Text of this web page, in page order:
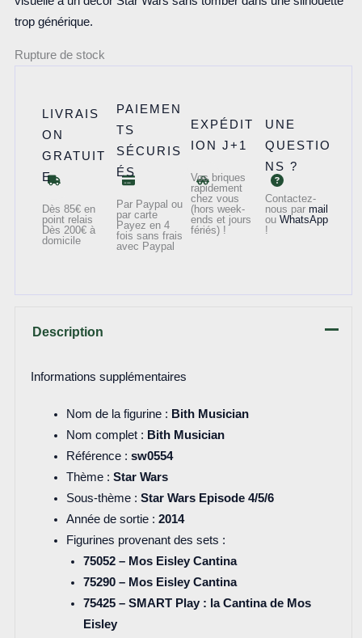
trop générique.
Rupture de stock
LIVRAIS
ON
GRATUIT
E
Dès 85€ en
point relais
Dès 200€ à
domicile
PAIEMEN
TS
SÉCURIS
ÉS
Par Paypal ou
par carte
Payez en 4
fois sans frais
avec Paypal
EXPÉDIT
ION J+1
Vos briques
rapidement
chez vous
(hors week-
ends et jours
fériés) !
UNE
QUESTIO
NS ?
Contactez-
nous par mail
ou WhatsApp
!
Description
Informations supplémentaires
Nom de la figurine : Bith Musician
Nom complet : Bith Musician
Référence : sw0554
Thème : Star Wars
Sous-thème : Star Wars Episode 4/5/6
Année de sortie : 2014
Figurines provenant des sets :
75052 – Mos Eisley Cantina
75290 – Mos Eisley Cantina
75425 – SMART Play : la Cantina de Mos
Eisley